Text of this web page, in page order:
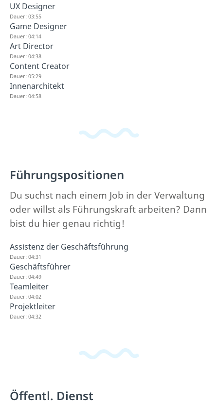
UX Designer
Dauer: 03:55
Game Designer
Dauer: 04:14
Art Director
Dauer: 04:38
Content Creator
Dauer: 05:29
Innenarchitekt
Dauer: 04:58
Führungspositionen
Du suchst nach einem Job in der Verwaltung
oder willst als Führungskraft arbeiten? Dann
bist du hier genau richtig!
Assistenz der Geschäftsführung
Dauer: 04:31
Geschäftsführer
Dauer: 04:49
Teamleiter
Dauer: 04:02
Projektleiter
Dauer: 04:32
Öffentl. Dienst